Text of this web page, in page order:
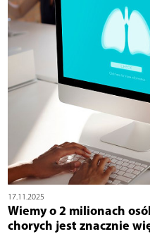
17.11.2025
Wiemy o 2 milionach
chorych jest znacznie